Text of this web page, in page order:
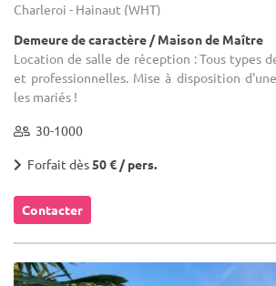
Charleroi - Hainaut (WHT)
Demeure de caractère / Maison de Maître
Location de salle de réception : Tous types
et professionnelles. Mise à disposition
les mariés !
30-1000
Forfait dès50 € / pers.
Contacter